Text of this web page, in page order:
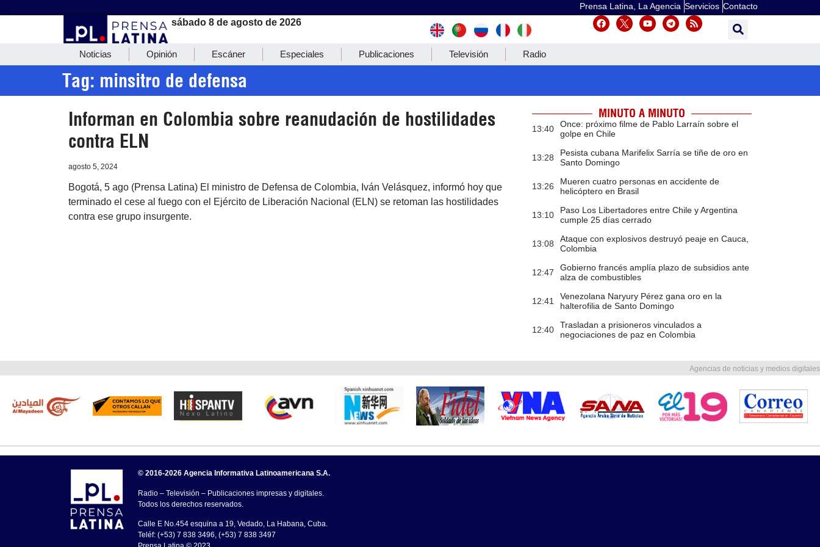
Prensa Latina, La Agencia Servicios Contacto
sábado 8 de agosto de 2026
Noticias Opinión Escáner Especiales Publicaciones Televisión Radio
Tag: minsitro de defensa
Informan en Colombia sobre reanudación de hostilidades
contra ELN
agosto 5, 2024
Bogotá, 5 ago (Prensa Latina) El ministro de Defensa de Colombia, Iván Velásquez, informó hoy que
terminado el cese al fuego con el Ejército de Liberación Nacional (ELN) se retoman las hostilidades
contra ese grupo insurgente.
MINUTO A MINUTO
13:40
Once: próximo filme de Pablo Larraín sobre el
golpe en Chile
13:28
Pesista cubana Marifelix Sarría se tiñe de oro en
Santo Domingo
13:26
Mueren cuatro personas en accidente de
helicóptero en Brasil
13:10
Paso Los Libertadores entre Chile y Argentina
cumple 25 días cerrado
13:08
Ataque con explosivos destruyó peaje en Cauca,
Colombia
12:47
Gobierno francés amplía plazo de subsidios ante
alza de combustibles
12:41
Venezolana Naryury Pérez gana oro en la
halterofilia de Santo Domingo
12:40
Trasladan a prisioneros vinculados a
negociaciones de paz en Colombia
Agencias de noticias y medios digitales
© 2016-2026 Agencia Informativa Latinoamericana S.A.
Radio – Televisión – Publicaciones impresas y digitales.
Todos los derechos reservados.
Calle E No.454 esquina a 19, Vedado, La Habana, Cuba.
Teléf: (+53) 7 838 3496, (+53) 7 838 3497